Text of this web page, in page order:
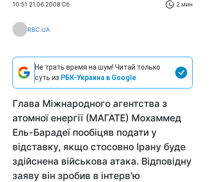
10:51 21.06.2008 Сб 2 мин
RBC.UA
Не трать время на шум! Читай только
суть из РБК-Украина в Google
Глава Міжнародного агентства з
атомної енергії (МАГАТЕ) Мохаммед
Ель-Барадеї пообіцяв подати у
відставку, якщо стосовно Ірану буде
здійснена військова атака. Відповідну
заяву він зробив в інтерв'ю